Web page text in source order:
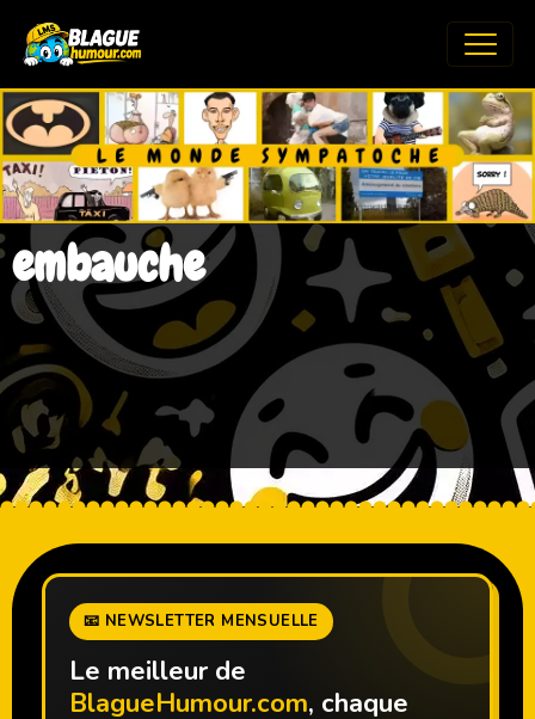
embauche
📧 NEWSLETTER MENSUELLE
Le meilleur de
BlagueHumour.com, chaque